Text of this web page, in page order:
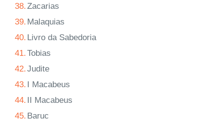
38.Zacarias
39. Malaquias
40. Livro da Sabedoria
41.Tobias
42.Judite
43. I Macabeus
44. II Macabeus
45. Baruc